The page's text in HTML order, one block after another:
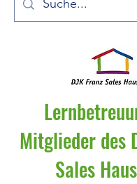
Mitglieder des
Sales